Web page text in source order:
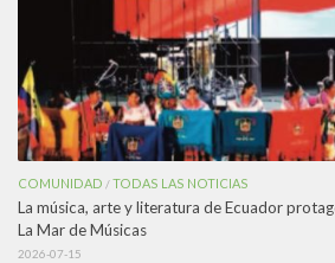
COMUNIDAD /TODAS LAS NOTICIAS
La música, arte y literatura de Ecuador
La Mar de Músicas
2026-07-15